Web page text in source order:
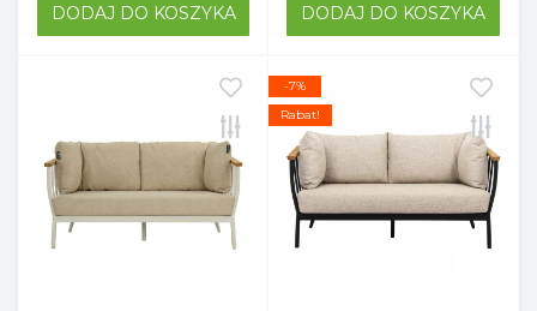
DODAJ DO KOSZYKA DODAJ DO KOSZYKA
-7%
Rabat!